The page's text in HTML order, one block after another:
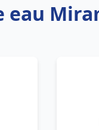
eau